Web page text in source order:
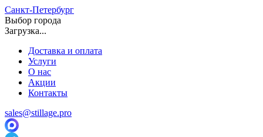
Санкт-Петербург
Выбор города
Загрузка...
Доставка и оплата
Услуги
О нас
Акции
Контакты
sales@stillage.pro